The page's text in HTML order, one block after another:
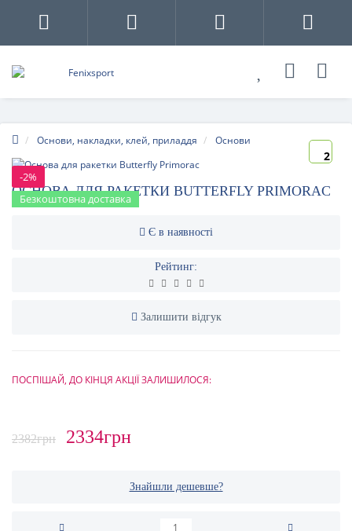
Основи, накладки, клей, приладдя Основи
-2%
Безкоштовна доставка
2
ОСНОВА ДЛЯ РАКЕТКИ BUTTERFLY PRIMORAC
Є в наявності
Рейтинг:
Залишити відгук
ПОСПІШАЙ, ДО КІНЦЯ АКЦІЇ ЗАЛИШИЛОСЯ:
2382грн 2334грн
Знайшли дешевше?